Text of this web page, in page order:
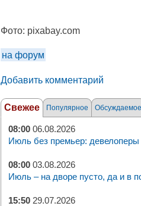
Фото: pixabay.com
на форум
Добавить комментарий
Свежее Популярное Обсуждаемое
08:00 06.08.2026
Июль без премьер: девелоперы
08:00 03.08.2026
Июль – на дворе пусто, да и в
15:50 29.07.2026